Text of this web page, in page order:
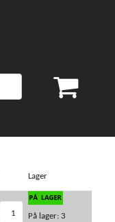
Lager
På lager: 3